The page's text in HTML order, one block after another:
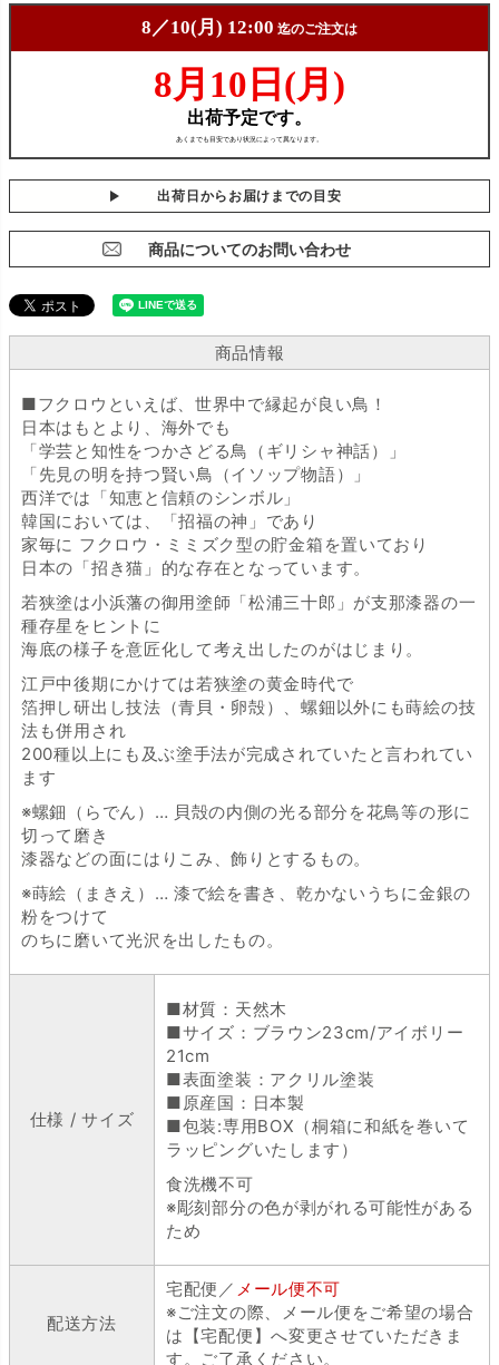
出荷日からお届けまでの目安
商品についてのお問い合わせ
商品情報
■フクロウといえば、世界中で縁起が良い鳥！
日本はもとより、海外でも
「学芸と知性をつかさどる鳥（ギリシャ神話）」
「先見の明を持つ賢い鳥（イソップ物語）」
西洋では「知恵と信頼のシンボル」
韓国においては、「招福の神」であり
家毎に フクロウ・ミミズク型の貯金箱を置いており
日本の「招き猫」的な存在となっています。
若狭塗は小浜藩の御用塗師「松浦三十郎」が支那漆器の一
種存星をヒントに
海底の様子を意匠化して考え出したのがはじまり。
江戸中後期にかけては若狭塗の黄金時代で
箔押し研出し技法（青貝・卵殻）、螺鈿以外にも蒔絵の技
法も併用され
200種以上にも及ぶ塗手法が完成されていたと言われてい
ます
※螺鈿（らでん）… 貝殻の内側の光る部分を花鳥等の形に
切って磨き
漆器などの面にはりこみ、飾りとするもの。
※蒔絵（まきえ）… 漆で絵を書き、乾かないうちに金銀の
粉をつけて
のちに磨いて光沢を出したもの。
仕様 / サイズ
■材質：天然木
■サイズ：ブラウン23cm/アイボリー
21cm
■表面塗装：アクリル塗装
■原産国：日本製
■包装:専用BOX（桐箱に和紙を巻いて
ラッピングいたします）
食洗機不可
※彫刻部分の色が剥がれる可能性がある
ため
配送方法
宅配便／ メール便不可
※ご注文の際、メール便をご希望の場合
は【宅配便】へ変更させていただきま
す。ご了承ください。